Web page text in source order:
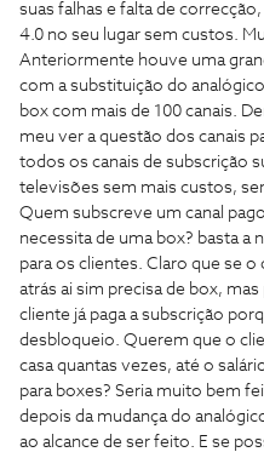
suas falhas e falta de
4.0 no seu lugar sem custos.
Anteriormente houve uma
com a substituição do
box com mais de 100 canais.
meu ver a questão dos canais
todos os canais de subscrição
televisões sem mais custos,
Quem subscreve um canal
necessita de uma box? basta a
para os clientes. Claro que se o
atrás ai sim precisa de box,
cliente já paga a subscrição
desbloqueio. Querem que o
casa quantas vezes, até o
para boxes? Seria muito bem
depois da mudança do
ao alcance de ser feito. E se